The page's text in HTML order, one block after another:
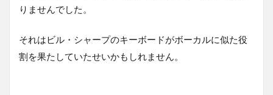
りませんでした。
それはビル・シャープのキーボードがボーカルに似た役
割を果たしていたせいかもしれません。